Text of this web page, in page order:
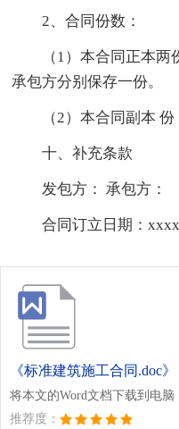
2、合同份数：
（1）本合同正本
承包方分别保存一份。
（2）本合同副本
十、补充条款
发包方： 承包方：
合同订立日期：
《标准建筑施工合同.doc》
将本文的Word文档下载到电
推荐度：